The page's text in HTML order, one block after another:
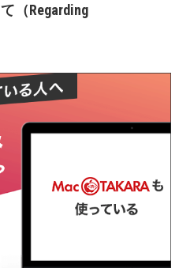
（Regarding